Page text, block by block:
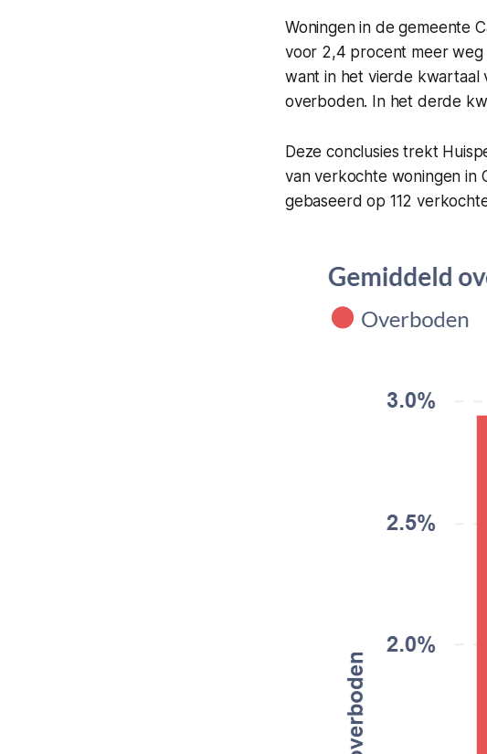
Woningen in de gemeente
voor 2,4 procent meer weg
want in het vierde kwartaal
overboden. In het derde
Deze conclusies trekt
van verkochte woningen in
gebaseerd op 112